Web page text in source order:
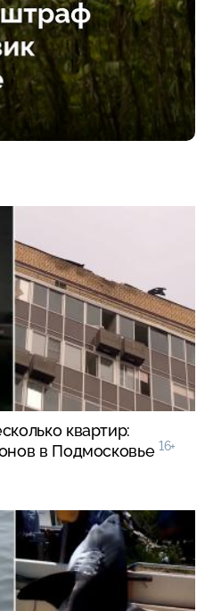
квартир:
в Подмосковье 16+